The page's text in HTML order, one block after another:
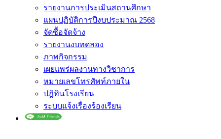
รายงานการประเมินสถานศึกษา
แผนปฏิบัติการปีงบประมาณ 2568
จัดซื้อจัดจ้าง
รายงานงบทดลอง
ภาพกิจกรรม
เผยแพร่ผลงานทางวิชาการ
หมายเลขโทรศัพท์ภายใน
ปฎิทินโรงเรียน
ระบบแจ้งเรื่องร้องเรียน